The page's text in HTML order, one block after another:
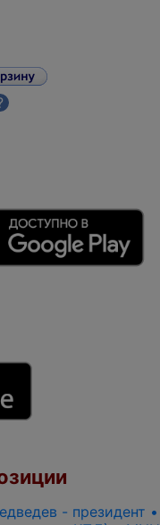
- президент •